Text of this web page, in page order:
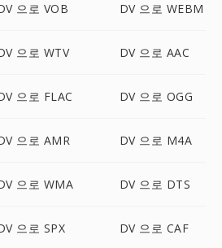
으로 VOB DV 으로 WEBM
으로 WTV DV 으로 AAC
으로 FLAC DV 으로 OGG
으로 AMR DV 으로 M4A
으로 WMA DV 으로 DTS
으로 SPX DV 으로 CAF